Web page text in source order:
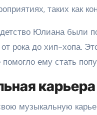
таких как
Юлиана были
рока до хип-хопа.
помогло ему стать
карьера
музыкальную